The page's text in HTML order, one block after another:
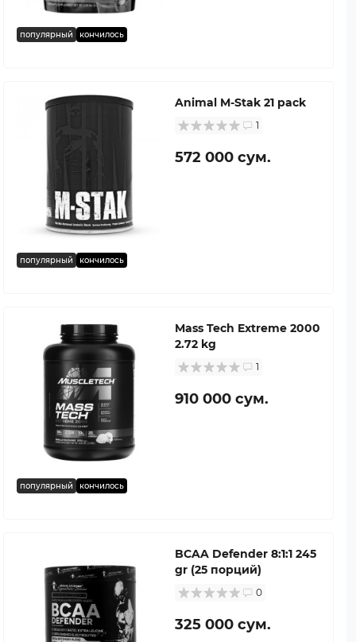
популярный кончилось
популярный кончилось
Animal M-Stak 21 pack
1
572 000 сум.
популярный кончилось
Mass Tech Extreme 2000
2.72 kg
1
910 000 сум.
BCAA Defender 8:1:1 245
gr (25 порций)
0
325 000 сум.